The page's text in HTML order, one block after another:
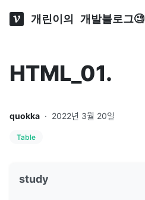
개린이의 개발블로그🧐
HTML_01.
quokka · 2022년 3월 20일
Table
study